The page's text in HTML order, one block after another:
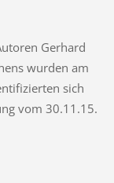
Gerhard
wurden am
sich
vom 30.11.15.